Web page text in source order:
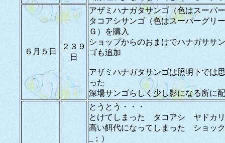
６月５日
２３９
日
アザミハナガタサンゴ（色はスーパ
タコアシサンゴ（色はスーパーグリ
Ｇ）を購入
ショップからのおまけでハナガササ
ゴも追加
アザミハナガタサンゴは照明下では
った
深場サンゴらしく少し影になる所に
とうとう・・・
とけてしまった タコアシ ヤドカ
高い餌代になってしまった ショッ
_；）